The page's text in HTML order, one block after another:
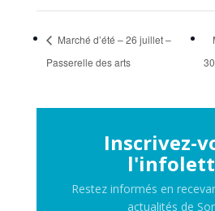
Marché d’été – 26 juillet –
Passerelle des arts
Inscrivez-
Restez informés en
actualités de